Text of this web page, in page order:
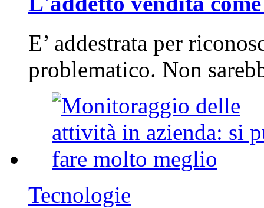
E’ addestrata per
problematico. Non
Tecnologie